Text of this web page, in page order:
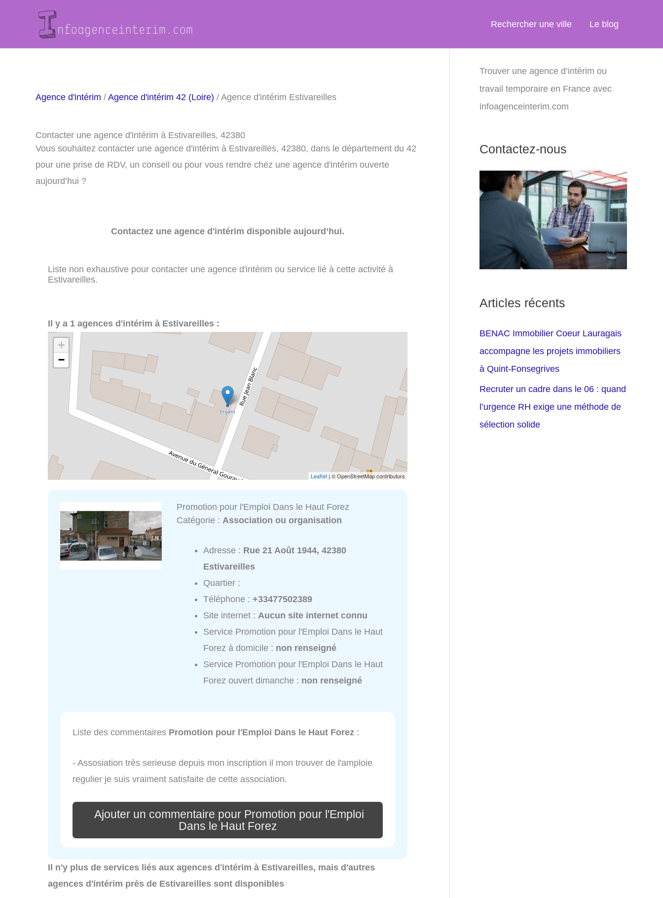
Rechercher une ville Le blog
Agence d'intérim / Agence d'intérim 42 (Loire) / Agence d'intérim Estivareilles
Contacter une agence d'intérim à Estivareilles, 42380
Vous souhaitez contacter une agence d'intérim à Estivareilles, 42380, dans le département du 42
pour une prise de RDV, un conseil ou pour vous rendre chez une agence d'intérim ouverte
aujourd’hui ?
Contactez une agence d'intérim disponible aujourd’hui.
Liste non exhaustive pour contacter une agence d'intérim ou service lié à cette activité à
Estivareilles.
Il y a 1 agences d'intérim à Estivareilles :
+
−
Leaflet | © OpenStreetMap contributors
Promotion pour l'Emploi Dans le Haut Forez
Catégorie : Association ou organisation
Adresse : Rue 21 Août 1944, 42380
Estivareilles
Quartier :
Téléphone :+33477502389
Site internet :Aucun site internet connu
Service Promotion pour l'Emploi Dans le Haut
Forez à domicile : non renseigné
Service Promotion pour l'Emploi Dans le Haut
Forez ouvert dimanche : non renseigné
Liste des commentaires Promotion pour l'Emploi Dans le Haut Forez :
- Assosiation très serieuse depuis mon inscription il mon trouver de l'amploie
regulier je suis vraiment satisfaite de cette association.
Ajouter un commentaire pour Promotion pour l'Emploi
Dans le Haut Forez
Il n'y plus de services liés aux agences d'intérim à Estivareilles, mais d'autres
agences d'intérim près de Estivareilles sont disponibles
Trouver une agence d’intérim ou
travail temporaire en France avec
infoagenceinterim.com
Contactez-nous
Articles récents
BENAC Immobilier Coeur Lauragais
accompagne les projets immobiliers
à Quint-Fonsegrives
Recruter un cadre dans le 06 : quand
l’urgence RH exige une méthode de
sélection solide